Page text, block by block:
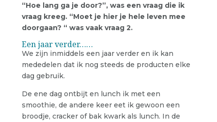
“Hoe lang ga je door?”, was een vraag die ik
vraag kreeg. “Moet je hier je hele leven mee
doorgaan? “ was vaak vraag 2.
Een jaar verder……
We zijn inmiddels een jaar verder en ik kan
mededelen dat ik nog steeds de producten elke
dag gebruik.
De ene dag ontbijt en lunch ik met een
smoothie, de andere keer eet ik gewoon een
broodje, cracker of bak kwark als lunch. In de